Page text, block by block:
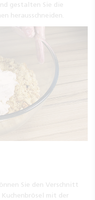
gestalten Sie die
herausschneiden.
Sie den Verschnitt
mit der